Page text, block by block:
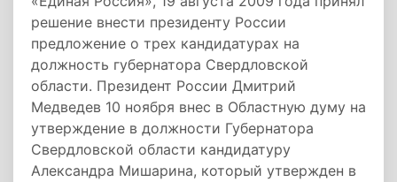
решение внести президенту России
предложение о трех кандидатурах на
должность губернатора Свердловской
области. Президент России Дмитрий
Медведев 10 ноября внес в Областную думу на
утверждение в должности Губернатора
Свердловской области кандидатуру
Александра Мишарина, который утвержден в